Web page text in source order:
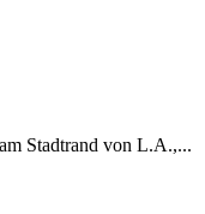
Stadtrand von L.A.,...